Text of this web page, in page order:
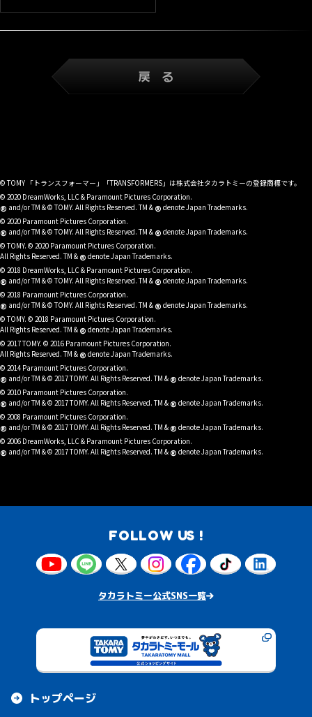
© TOMY 「トランスフォーマー」「TRANSFORMERS」は株式会社タカラトミーの登録商標です。
© 2020 DreamWorks, LLC & Paramount Pictures Corporation.
® and/or TM & © TOMY. All Rights Reserved. TM & ® denote Japan Trademarks.
© 2020 Paramount Pictures Corporation.
® and/or TM & © TOMY. All Rights Reserved. TM & ® denote Japan Trademarks.
© TOMY. © 2020 Paramount Pictures Corporation.
All Rights Reserved. TM & ® denote Japan Trademarks.
© 2018 DreamWorks, LLC & Paramount Pictures Corporation.
® and/or TM & © TOMY. All Rights Reserved. TM & ® denote Japan Trademarks.
© 2018 Paramount Pictures Corporation.
® and/or TM & © TOMY. All Rights Reserved. TM & ® denote Japan Trademarks.
© TOMY. © 2018 Paramount Pictures Corporation.
All Rights Reserved. TM & ® denote Japan Trademarks.
© 2017 TOMY. © 2016 Paramount Pictures Corporation.
All Rights Reserved. TM & ® denote Japan Trademarks.
© 2014 Paramount Pictures Corporation.
® and/or TM & © 2017 TOMY. All Rights Reserved. TM & ® denote Japan Trademarks.
© 2010 Paramount Pictures Corporation.
® and/or TM & © 2017 TOMY. All Rights Reserved. TM & ® denote Japan Trademarks.
© 2008 Paramount Pictures Corporation.
® and/or TM & © 2017 TOMY. All Rights Reserved. TM & ® denote Japan Trademarks.
© 2006 DreamWorks, LLC & Paramount Pictures Corporation.
® and/or TM & © 2017 TOMY. All Rights Reserved. TM & ® denote Japan Trademarks.
FOLLOW US !
タカラトミー公式SNS一覧
トップページ